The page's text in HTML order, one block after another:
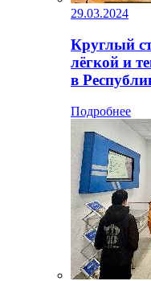
29.03.2024
Круглый
лёгкой и
в
Подробнее